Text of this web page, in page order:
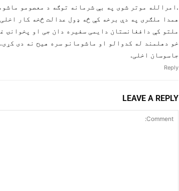
.امرالله موتر شوی په بې شرمانه توګه د معصومو
همدا ملګری په دې برخه کې څه ډول عدالت څخه کار
ملتو کې دافغانستان دایمی سفیره دان جی او پخوانۍ
خو دهلمند له کدوالو او ماشومانو سره هیح نه دی
جاسوسان اخلی.
Reply
LEAVE A REPLY